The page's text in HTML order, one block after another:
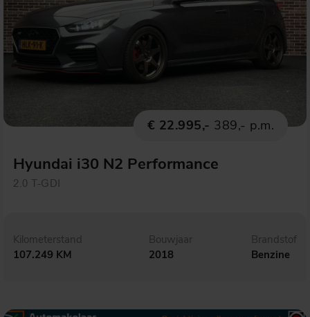
€ 22.995,- 389,- p.m.
Hyundai i30 N2 Performance
2.0 T-GDI
Kilometerstand
107.249 KM
Bouwjaar
2018
Brandstof
Benzine